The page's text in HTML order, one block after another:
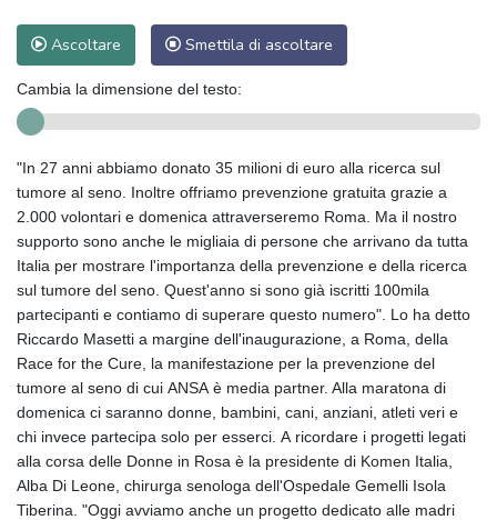
Ascoltare Smettila di ascoltare
Cambia la dimensione del testo:
"In 27 anni abbiamo donato 35 milioni di euro alla ricerca sul
tumore al seno. Inoltre offriamo prevenzione gratuita grazie a
2.000 volontari e domenica attraverseremo Roma. Ma il nostro
supporto sono anche le migliaia di persone che arrivano da tutta
Italia per mostrare l'importanza della prevenzione e della ricerca
sul tumore del seno. Quest'anno si sono già iscritti 100mila
partecipanti e contiamo di superare questo numero". Lo ha detto
Riccardo Masetti a margine dell'inaugurazione, a Roma, della
Race for the Cure, la manifestazione per la prevenzione del
tumore al seno di cui ANSA è media partner. Alla maratona di
domenica ci saranno donne, bambini, cani, anziani, atleti veri e
chi invece partecipa solo per esserci. A ricordare i progetti legati
alla corsa delle Donne in Rosa è la presidente di Komen Italia,
Alba Di Leone, chirurga senologa dell'Ospedale Gemelli Isola
Tiberina. "Oggi avviamo anche un progetto dedicato alle madri